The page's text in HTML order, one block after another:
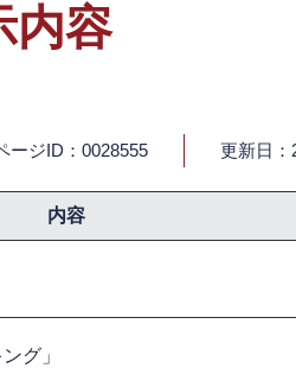
内容
ージID：0028555 更新日：
内容
グ」